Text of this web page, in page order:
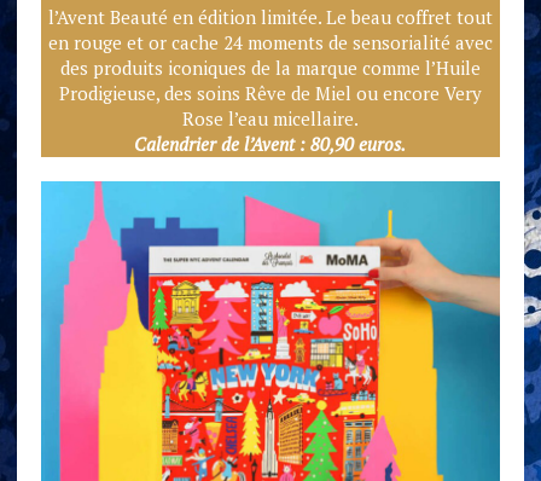
l’Avent Beauté en édition limitée. Le beau coffret tout
en rouge et or cache 24 moments de sensorialité avec
des produits iconiques de la marque comme l’Huile
Prodigieuse, des soins Rêve de Miel ou encore Very
Rose l’eau micellaire.
Calendrier de l’Avent : 80,90 euros.